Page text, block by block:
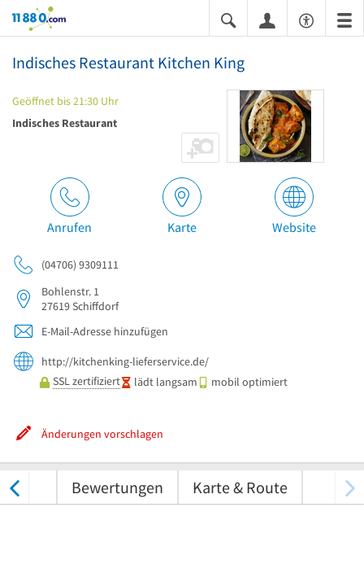
11880.com
Indisches Restaurant Kitchen King
Geöffnet bis 21:30 Uhr
Indisches Restaurant
Anrufen Karte Website
(04706) 9309111
Bohlenstr. 1
27619Schiffdorf
E-Mail-Adresse hinzufügen
http://kitchenking-lieferservice.de/
SSL zertifiziert
lädt langsam mobil optimiert
Änderungen vorschlagen
Bewertungen Karte & Route